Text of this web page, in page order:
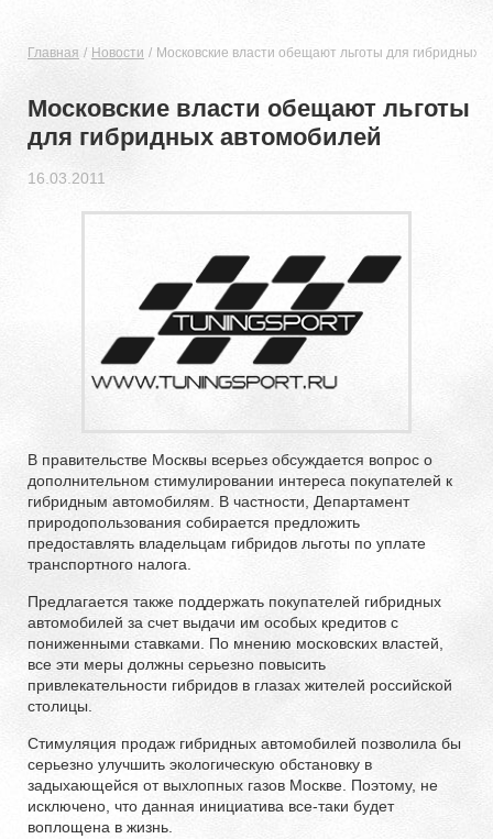
Главная Новости Московские власти обещают льготы для гибридных
Московские власти обещают льготы
для гибридных автомобилей
16.03.2011
В правительстве Москвы всерьез обсуждается вопрос о
дополнительном стимулировании интереса покупателей к
гибридным автомобилям. В частности, Департамент
природопользования собирается предложить
предоставлять владельцам гибридов льготы по уплате
транспортного налога.
Предлагается также поддержать покупателей гибридных
автомобилей за счет выдачи им особых кредитов с
пониженными ставками. По мнению московских властей,
все эти меры должны серьезно повысить
привлекательности гибридов в глазах жителей российской
столицы.
Стимуляция продаж гибридных автомобилей позволила бы
серьезно улучшить экологическую обстановку в
задыхающейся от выхлопных газов Москве. Поэтому, не
исключено, что данная инициатива все-таки будет
воплощена в жизнь.